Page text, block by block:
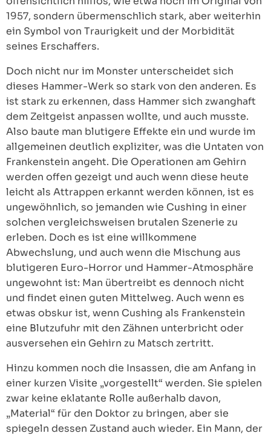
1957, sondern übermenschlich stark, aber weiterhin
ein Symbol von Traurigkeit und der Morbidität
seines Erschaffers.
Doch nicht nur im Monster unterscheidet sich
dieses Hammer-Werk so stark von den anderen. Es
ist stark zu erkennen, dass Hammer sich zwanghaft
dem Zeitgeist anpassen wollte, und auch musste.
Also baute man blutigere Effekte ein und wurde im
allgemeinen deutlich expliziter, was die Untaten von
Frankenstein angeht. Die Operationen am Gehirn
werden offen gezeigt und auch wenn diese heute
leicht als Attrappen erkannt werden können, ist es
ungewöhnlich, so jemanden wie Cushing in einer
solchen vergleichsweisen brutalen Szenerie zu
erleben. Doch es ist eine willkommene
Abwechslung, und auch wenn die Mischung aus
blutigeren Euro-Horror und Hammer-Atmosphäre
ungewohnt ist: Man übertreibt es dennoch nicht
und findet einen guten Mittelweg. Auch wenn es
etwas obskur ist, wenn Cushing als Frankenstein
eine Blutzufuhr mit den Zähnen unterbricht oder
ausversehen ein Gehirn zu Matsch zertritt.
Hinzu kommen noch die Insassen, die am Anfang in
einer kurzen Visite „vorgestellt“ werden. Sie spielen
zwar keine eklatante Rolle außerhalb davon,
„Material“ für den Doktor zu bringen, aber sie
spiegeln dessen Zustand auch wieder. Ein Mann, der